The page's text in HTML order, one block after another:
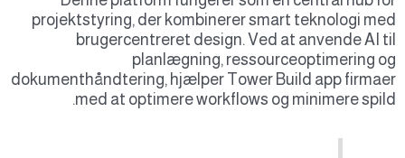
projektstyring, der kombinerer smart teknologi med
brugercentreret design. Ved at anvende AI til
planlægning, ressourceoptimering og
dokumenthåndtering, hjælper Tower Build app firmaer
med at optimere workflows og minimere spild.